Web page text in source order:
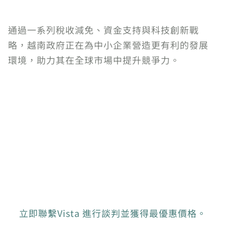
通過一系列稅收減免、資金支持與科技創新戰
略，越南政府正在為中小企業營造更有利的發展
環境，助力其在全球市場中提升競爭力。
立即聯繫Vista 進行談判並獲得最優惠價格。